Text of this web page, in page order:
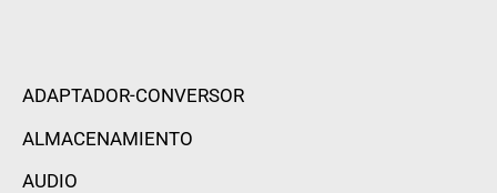
ADAPTADOR-CONVERSOR
ALMACENAMIENTO
AUDIO